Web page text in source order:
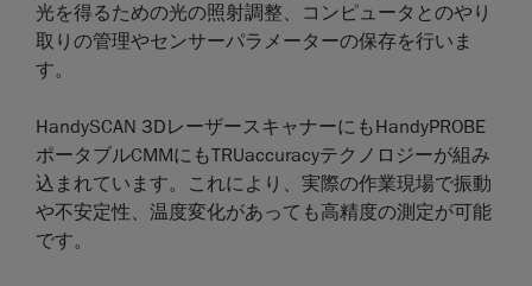
光を得るための光の照射調整、コンピュータとのやり
取りの管理やセンサーパラメーターの保存を行いま
す。
HandySCAN 3DレーザースキャナーにもHandyPROBE
ポータブルCMMにもTRUaccuracyテクノロジーが組み
込まれています。これにより、実際の作業現場で振動
や不安定性、温度変化があっても高精度の測定が可能
です。